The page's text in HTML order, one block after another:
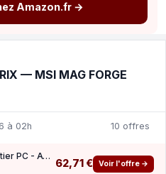
Amazon.fr →
— MSI MAG FORGE
à 02h 10 offres
MSI MAG Forge 100R Boîtier PC - ATX, Moyen Tour, Support GPU jusqu'à 330 mm, Ventilateurs
62,71 € Voir l'offre →